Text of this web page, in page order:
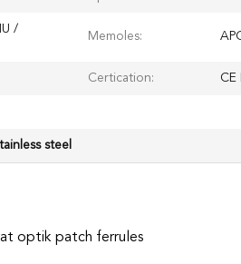
/
Memoles:
Certication: CE
steel
optik patch ferrules